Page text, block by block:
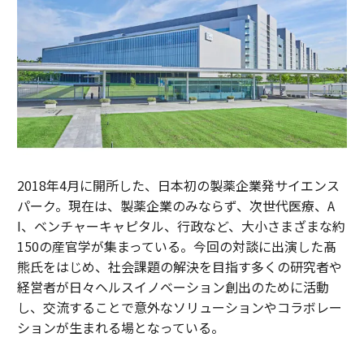
2018年4月に開所した、日本初の製薬企業発サイエンス
パーク。現在は、製薬企業のみならず、次世代医療、A
I、ベンチャーキャピタル、行政など、大小さまざまな約
150の産官学が集まっている。今回の対談に出演した髙
熊氏をはじめ、社会課題の解決を目指す多くの研究者や
経営者が日々ヘルスイノベーション創出のために活動
し、交流することで意外なソリューションやコラボレー
ションが生まれる場となっている。